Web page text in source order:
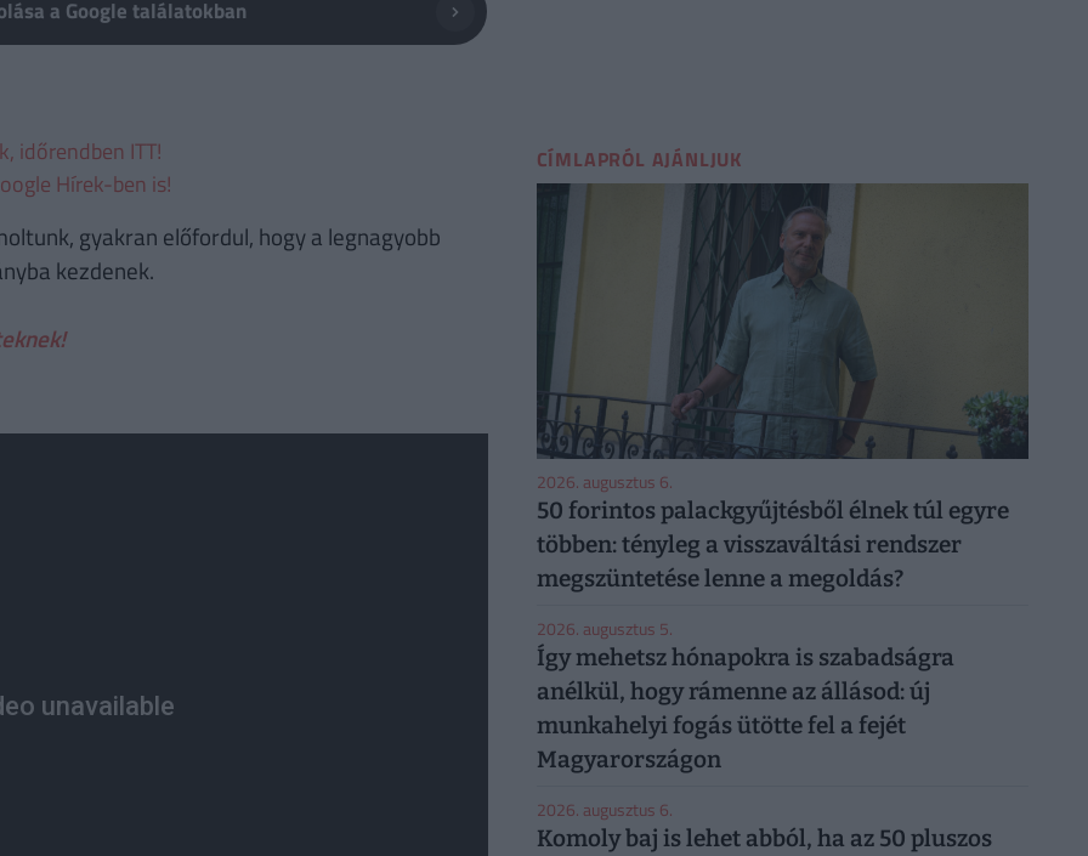
a Google találatokban
időrendben ITT!
Hírek-ben is!
gyakran előfordul, hogy a legnagyobb
kezdenek.
CÍMLAPRÓL AJÁNLJUK
2026. augusztus 6.
50 forintos palackgyűjtésből élnek túl egyre
többen: tényleg a visszaváltási rendszer
megszüntetése lenne a megoldás?
2026. augusztus 5.
Így mehetsz hónapokra is szabadságra
anélkül, hogy rámenne az állásod: új
munkahelyi fogás ütötte fel a fejét
Magyarországon
2026. augusztus 6.
Komoly baj is lehet abból, ha az 50 pluszos